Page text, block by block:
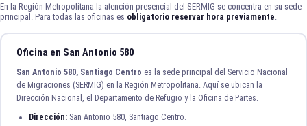
En la Región Metropolitana la atención presencial del SERMIG se concentra en su sede
principal. Para todas las oficinas es obligatorio reservar hora previamente
Oficina en San Antonio 580
San Antonio 580, Santiago Centro es la sede principal del Servicio Nacional
de Migraciones (SERMIG) en la Región Metropolitana. Aquí se ubican la
Dirección Nacional, el Departamento de Refugio y la Oficina de Partes.
Dirección: San Antonio 580, Santiago Centro.